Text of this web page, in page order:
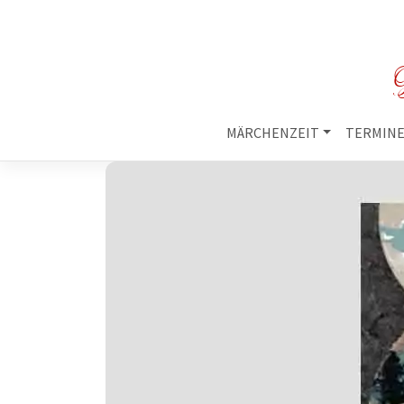
MÄRCHENZEIT